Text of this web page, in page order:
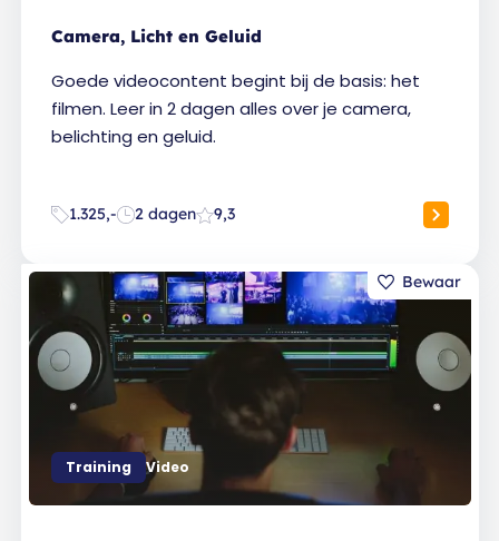
Camera, Licht en Geluid
Goede videocontent begint bij de basis: het
filmen. Leer in 2 dagen alles over je camera,
belichting en geluid.
1.325,- 2 dagen 9,3
Training Video